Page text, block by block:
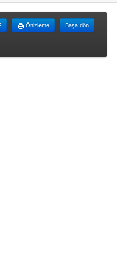
Başa dön
Önizleme